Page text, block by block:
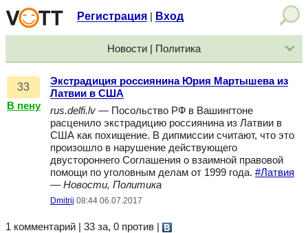
Регистрация Вход
Новости | Политика
33
В пену
Экстрадиция россиянина Юрия Мартышева из
Латвии в США
rus.delfi.lv — Посольство РФ в Вашингтоне
расценило экстрадицию россиянина из Латвии в
США как похищение. В дипмиссии считают, что это
произошло в нарушение действующего
двустороннего Соглашения о взаимной правовой
помощи по уголовным делам от 1999 года. #Латвия
— Новости, Политика
Dmitrij 08:44 06.07.2017
1 комментарий | 33 за, 0 против